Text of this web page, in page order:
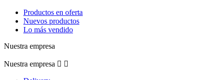
Productos en oferta
Nuevos productos
Lo más vendido
Nuestra empresa
Nuestra empresa  